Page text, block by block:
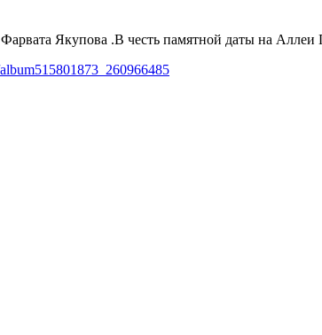
Якупова .В честь памятной даты на Аллеи